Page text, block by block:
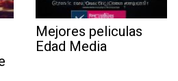
Mejores peliculas
Edad Media